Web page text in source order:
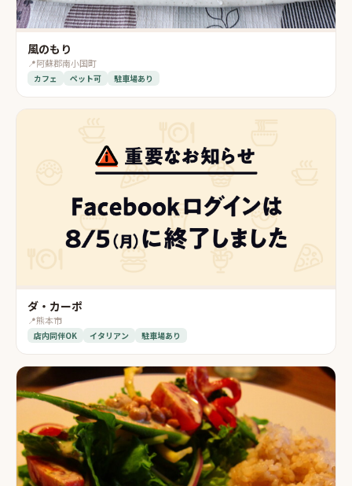
風のもり
📍阿蘇郡南小国町
カフェ ペット可 駐車場あり
ダ・カーポ
📍熊本市
店内同伴OK イタリアン 駐車場あり